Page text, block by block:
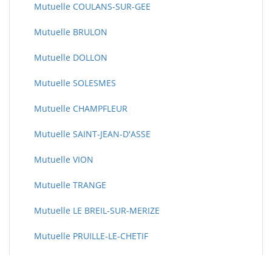
Mutuelle COULANS-SUR-GEE
Mutuelle BRULON
Mutuelle DOLLON
Mutuelle SOLESMES
Mutuelle CHAMPFLEUR
Mutuelle SAINT-JEAN-D'ASSE
Mutuelle VION
Mutuelle TRANGE
Mutuelle LE BREIL-SUR-MERIZE
Mutuelle PRUILLE-LE-CHETIF